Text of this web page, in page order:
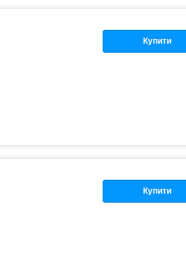
Купити
Купити